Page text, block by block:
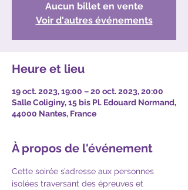
Aucun billet en vente
Voir d'autres événements
Heure et lieu
19 oct. 2023, 19:00 – 20 oct. 2023, 20:00
Salle Coliginy, 15 bis Pl. Edouard Normand,
44000 Nantes, France
À propos de l'événement
Cette soirée s’adresse aux personnes
isolées traversant des épreuves et